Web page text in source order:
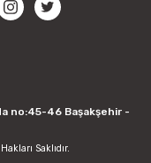
no:45-46 Başakşehir -
Saklıdır.